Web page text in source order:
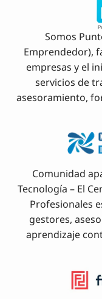
Somos
Emprendedor),
empresas y el
servicios de
asesoramiento,
Comunidad
Tecnología – El
Profesionales
gestores,
aprendizaje